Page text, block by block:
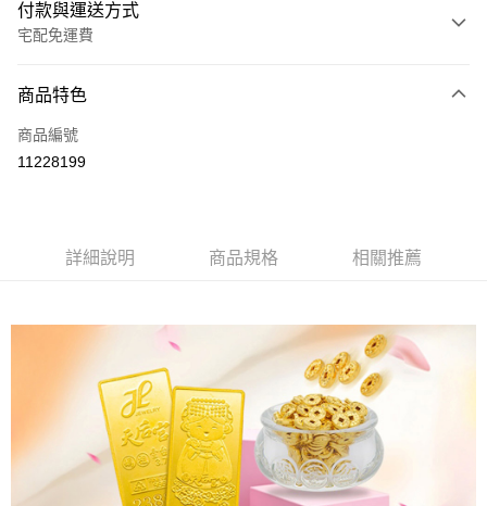
付款與運送方式
宅配免運費
信用卡一次付款
LINE Pay
ATM付款
運送方式
商品特色
商品編號
11228199
詳細說明 商品規格 相關推薦